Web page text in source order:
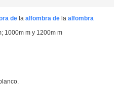
de la alfombra de la alfombra
1000m m y 1200m m